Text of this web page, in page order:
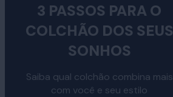
3 PASSOS PARA O
COLCHÃO DOS SEUS
SONHOS
Saiba qual colchão combina mais
com você e seu estilo